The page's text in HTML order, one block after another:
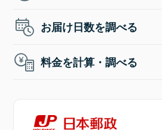
お届け日数を調べる
料金を計算・調べる